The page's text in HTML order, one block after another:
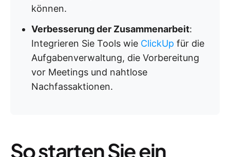
können.
Verbesserung der Zusammenarbeit:
Integrieren Sie Tools wie ClickUp für die
Aufgabenverwaltung, die Vorbereitung
vor Meetings und nahtlose
Nachfassaktionen.
So starten Sie ein